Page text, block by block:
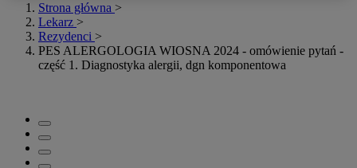
Strona główna >
Lekarz >
Rezydenci >
PES ALERGOLOGIA WIOSNA 2024 - omówienie pytań -
część 1. Diagnostyka alergii, dgn komponentowa